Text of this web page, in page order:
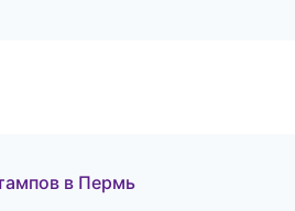
в Пермь